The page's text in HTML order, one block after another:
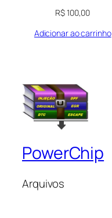
R$100,00
Adicionar ao carrinho
PowerChip
Arquivos